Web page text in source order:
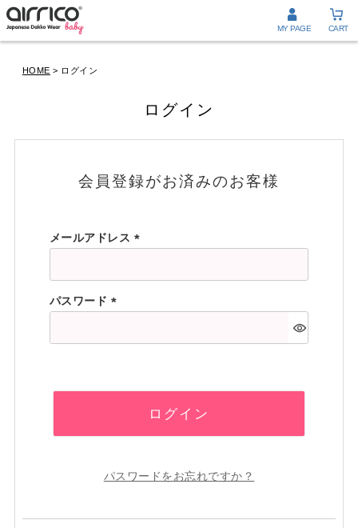
MY PAGE CART
HOME ログイン
ログイン
会員登録がお済みのお客様
メールアドレス
必
パスワード
必
ログイン
パスワードをお忘れですか？